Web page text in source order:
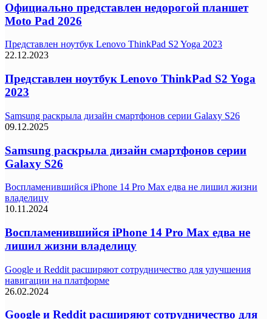
Официально представлен недорогой планшет
Moto Pad 2026
Представлен ноутбук Lenovo ThinkPad S2 Yoga 2023
22.12.2023
Представлен ноутбук Lenovo ThinkPad S2 Yoga
2023
Samsung раскрыла дизайн смартфонов серии Galaxy S26
09.12.2025
Samsung раскрыла дизайн смартфонов серии
Galaxy S26
Воспламенившийся iPhone 14 Pro Max едва не лишил жизни
владелицу
10.11.2024
Воспламенившийся iPhone 14 Pro Max едва не
лишил жизни владелицу
Google и Reddit расширяют сотрудничество для улучшения
навигации на платформе
26.02.2024
Google и Reddit расширяют сотрудничество для